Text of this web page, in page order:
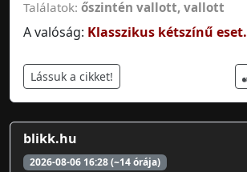
Találatok: őszintén vallott, vallott
A valóság: Klasszikus kétszínű eset.
Lássuk a cikket!
blikk.hu
2026-08-06 16:28 (~14 órája)